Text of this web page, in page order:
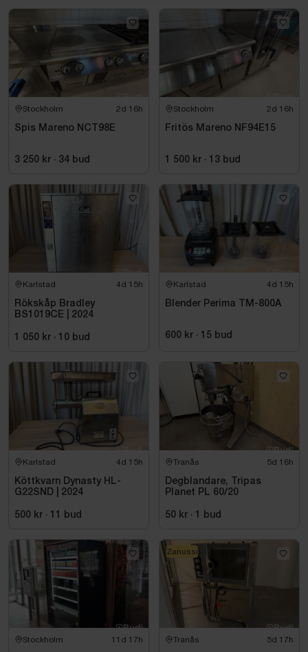
Stockholm 2d 16h
Spis Mareno NCT98E
3 250 kr · 34 bud
Stockholm 2d 16h
Fritös Mareno NF94E15
1 500 kr · 13 bud
Karlstad 4d 15h
Rökskåp Bradley
BS1019CE | 2024
1 050 kr · 10 bud
Karlstad 4d 15h
Blender Perima TM-800A
600 kr · 15 bud
Karlstad 4d 15h
Köttkvarn Dynasty HL-
G22SND | 2024
500 kr · 11 bud
Tranås 5d 16h
Degblandare, Tripas
Planet PL 60/20
50 kr · 1 bud
Stockholm 11d 17h Tranås 5d 17h
Zanussi